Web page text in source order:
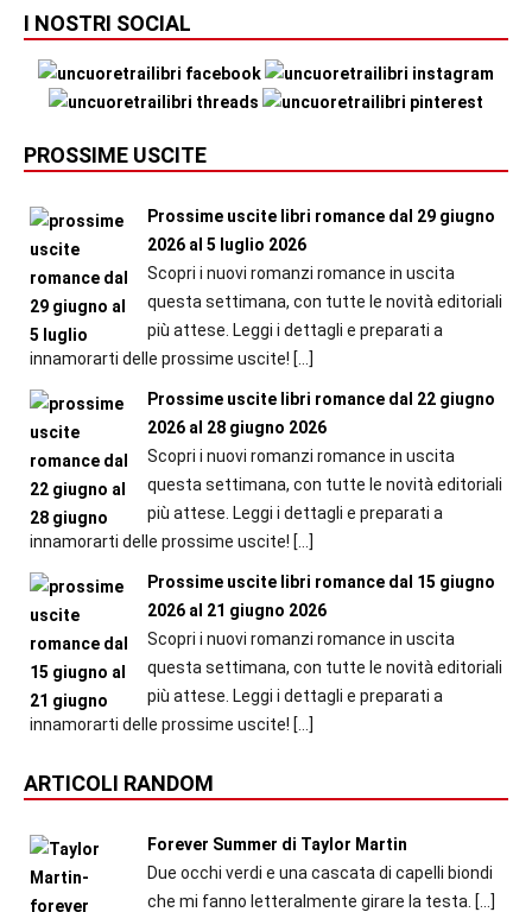
I NOSTRI SOCIAL
PROSSIME USCITE
Prossime uscite libri romance dal 29 giugno
2026 al 5 luglio 2026
Scopri i nuovi romanzi romance in uscita
questa settimana, con tutte le novità editoriali
più attese. Leggi i dettagli e preparati a
innamorarti delle prossime uscite! […]
Prossime uscite libri romance dal 22 giugno
2026 al 28 giugno 2026
Scopri i nuovi romanzi romance in uscita
questa settimana, con tutte le novità editoriali
più attese. Leggi i dettagli e preparati a
innamorarti delle prossime uscite! […]
Prossime uscite libri romance dal 15 giugno
2026 al 21 giugno 2026
Scopri i nuovi romanzi romance in uscita
questa settimana, con tutte le novità editoriali
più attese. Leggi i dettagli e preparati a
innamorarti delle prossime uscite! […]
ARTICOLI RANDOM
Forever Summer di Taylor Martin
Due occhi verdi e una cascata di capelli biondi
che mi fanno letteralmente girare la testa. […]